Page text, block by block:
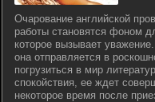
Очарование английской
работы становятся фоном
которое вызывает
она отправляется в
погрузиться в мир
спокойствия, ее ждет
некоторое время после